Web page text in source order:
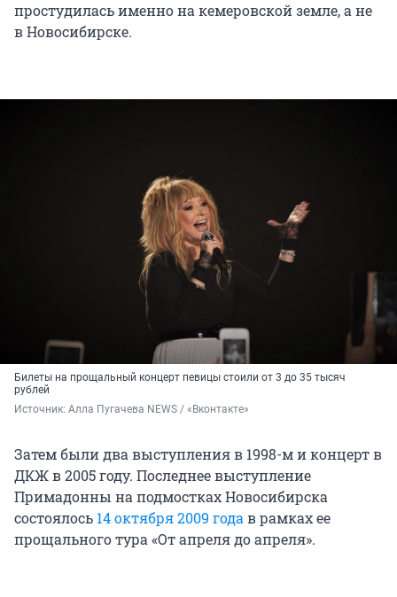
простудилась именно на кемеровской земле, а не
в Новосибирске.
Билеты на прощальный концерт певицы стоили от 3 до 35 тысяч
рублей
Источник: Алла Пугачева NEWS / «Вконтакте»
Затем были два выступления в 1998-м и концерт в
ДКЖ в 2005 году. Последнее выступление
Примадонны на подмостках Новосибирска
состоялось 14 октября 2009 годав рамках ее
прощального тура «От апреля до апреля».